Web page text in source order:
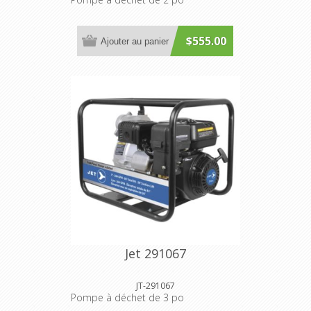
$555.00
Ajouter au panier
Jet 291067
JT-291067
Pompe à déchet de 3 po